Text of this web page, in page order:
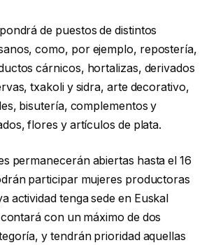
de puestos de distintos
como, por ejemplo, repostería,
cárnicos, hortalizas, derivados
txakoli y sidra, arte decorativo,
bisutería, complementos y
flores y artículos de plata.
permanecerán abiertas hasta el 16
participar mujeres productoras
actividad tenga sede en Euskal
con un máximo de dos
y tendrán prioridad aquellas